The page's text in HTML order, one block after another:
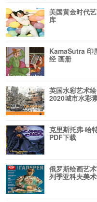
美国黄金时代
库
KamaSutra 印
经 画册
英国水彩艺术
2020城市水彩
克里斯托弗·哈
PDF下载
俄罗斯绘画艺
列季亚科夫美